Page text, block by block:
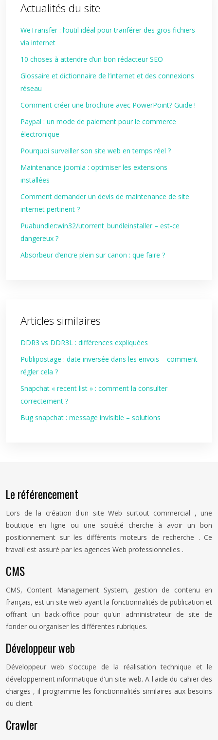
Actualités du site
WeTransfer : l’outil idéal pour tranférer des gros fichiers
via internet
10 choses à attendre d’un bon rédacteur SEO
Glossaire et dictionnaire de l’internet et des connexions
réseau
Comment créer une brochure avec PowerPoint? Guide !
Paypal : un mode de paiement pour le commerce
électronique
Pourquoi surveiller son site web en temps réel ?
Maintenance joomla : optimiser les extensions
installées
Comment demander un devis de maintenance de site
internet pertinent ?
Puabundler:win32/utorrent_bundleinstaller – est‑ce
dangereux ?
Absorbeur d’encre plein sur canon : que faire ?
Articles similaires
DDR3 vs DDR3L : différences expliquées
Publipostage : date inversée dans les envois – comment
régler cela ?
Snapchat « recent list » : comment la consulter
correctement ?
Bug snapchat : message invisible – solutions
Le référencement
Lors de la création d'un site Web surtout commercial , une
boutique en ligne ou une société cherche à avoir un bon
positionnement sur les différents moteurs de recherche . Ce
travail est assuré par les agences Web professionnelles .
CMS
CMS, Content Management System, gestion de contenu en
français, est un site web ayant la fonctionnalités de publication et
offrant un back-office pour qu'un administrateur de site de
fonder ou organiser les différentes rubriques.
Développeur web
Développeur web s'occupe de la réalisation technique et le
développement informatique d'un site web. A l'aide du cahier des
charges , il programme les fonctionnalités similaires aux besoins
du client.
Crawler